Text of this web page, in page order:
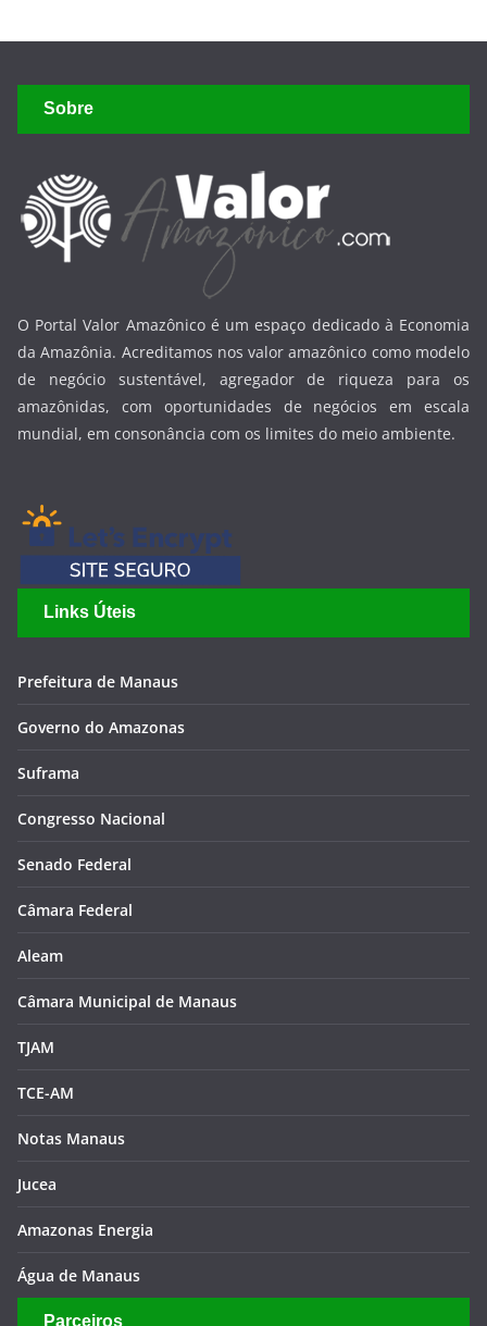
Sobre
O Portal Valor Amazônico é um espaço dedicado à Economia
da Amazônia. Acreditamos nos valor amazônico como modelo
de negócio sustentável, agregador de riqueza para os
amazônidas, com oportunidades de negócios em escala
mundial, em consonância com os limites do meio ambiente.
Links Úteis
Prefeitura de Manaus
Governo do Amazonas
Suframa
Congresso Nacional
Senado Federal
Câmara Federal
Aleam
Câmara Municipal de Manaus
TJAM
TCE-AM
Notas Manaus
Jucea
Amazonas Energia
Água de Manaus
Parceiros